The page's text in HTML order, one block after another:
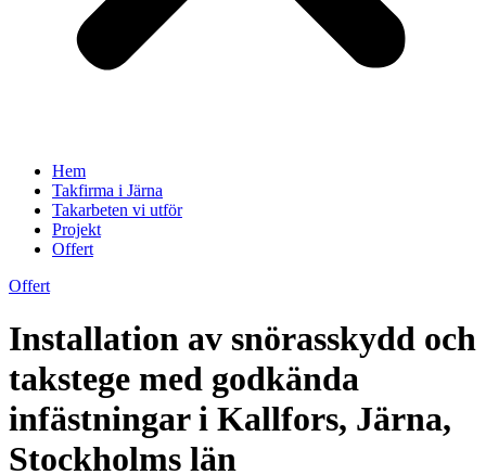
Hem
Takfirma i Järna
Takarbeten vi utför
Projekt
Offert
Offert
Installation av snörasskydd och
takstege med godkända
infästningar i Kallfors, Järna,
Stockholms län